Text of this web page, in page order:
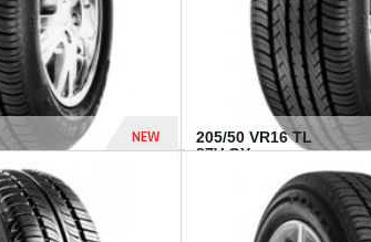
NEW
205/50 VR16 TL
87V GY...